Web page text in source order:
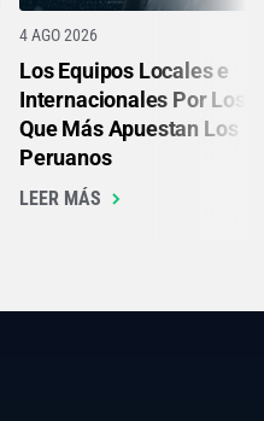
4 AGO 2026
Los Equipos Locales e
Internacionales Por Los
Que Más Apuestan Los
Peruanos
LEER MÁS